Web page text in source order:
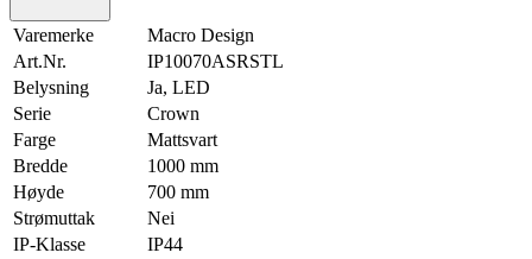
Varemerke
Macro Design
Art.Nr.
IP10070ASRSTL
Belysning
Ja, LED
Serie
Crown
Farge
Mattsvart
Bredde
1000 mm
Høyde
700 mm
Strømuttak
Nei
IP-Klasse
IP44